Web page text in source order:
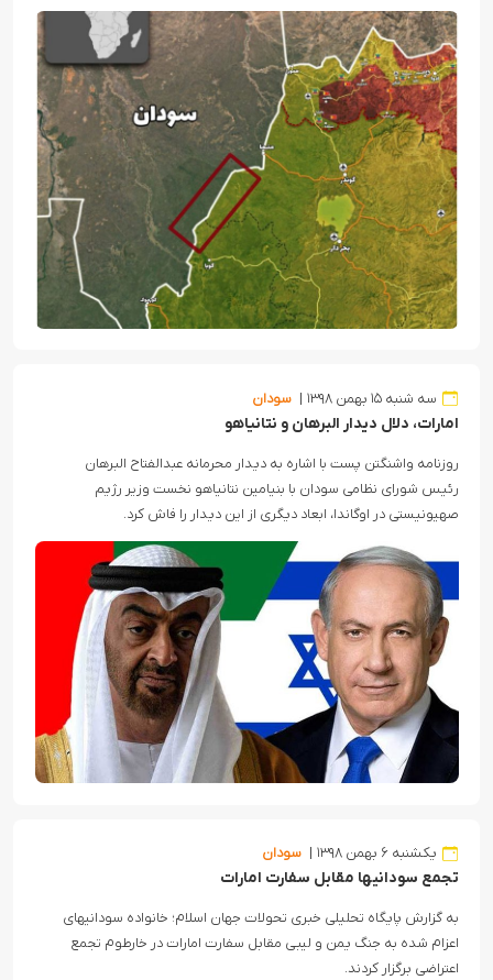
سه شنبه ۱۵ بهمن ۱۳۹۸ سودان
امارات، دلال دیدار البرهان و نتانیاهو
روزنامه واشنگتن پست با اشاره به دیدار محرمانه عبدالفتاح البرهان
رئیس شورای نظامی سودان با بنیامین نتانیاهو نخست وزیر رژیم
صهیونیستی در اوگاندا، ابعاد دیگری از این دیدار را فاش کرد.
یکشنبه ۶ بهمن ۱۳۹۸ سودان
تجمع سودانیها مقابل سفارت امارات
به گزارش پایگاه تحلیلی خبری تحولات جهان اسلام؛ خانواده سودانیهای
اعزام شده به جنگ یمن و لیبی مقابل سفارت امارات در خارطوم تجمع
اعتراضی برگزار کردند.